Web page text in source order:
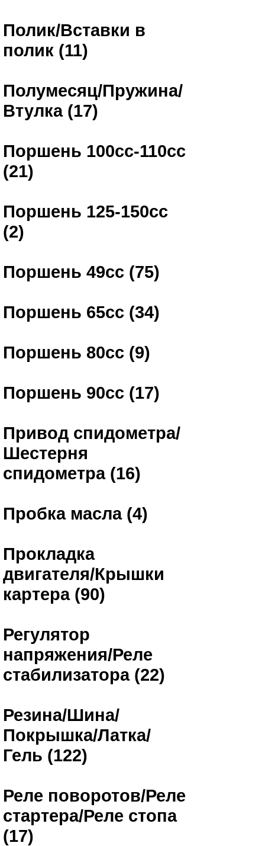
Полик/Вставки в
полик (11)
Полумесяц/Пружина/
Втулка (17)
Поршень 100сс-110сс
(21)
Поршень 125-150сс
(2)
Поршень 49сс (75)
Поршень 65сс (34)
Поршень 80сс (9)
Поршень 90сс (17)
Привод спидометра/
Шестерня
спидометра (16)
Пробка масла (4)
Прокладка
двигателя/Крышки
картера (90)
Регулятор
напряжения/Реле
стабилизатора (22)
Резина/Шина/
Покрышка/Латка/
Гель (122)
Реле поворотов/Реле
стартера/Реле стопа
(17)